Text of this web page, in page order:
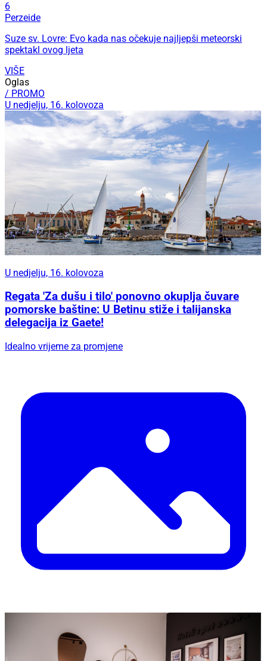
6
Perzeide
Suze sv. Lovre: Evo kada nas očekuje najljepši meteorski
spektakl ovog ljeta
VIŠE
Oglas
/ PROMO
U nedjelju, 16. kolovoza
U nedjelju, 16. kolovoza
Regata 'Za dušu i tilo' ponovno okuplja čuvare
pomorske baštine: U Betinu stiže i talijanska
delegacija iz Gaete!
Idealno vrijeme za promjene